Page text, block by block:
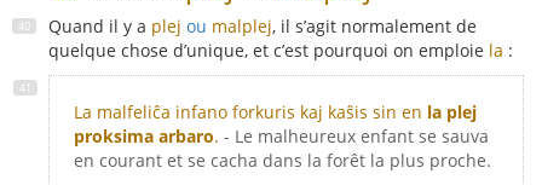
Quand il y a plej ou malplej, il s’agit normalement de
quelque chose d’unique, et c’est pourquoi on emploie la :
La malfeliĉa infano forkuris kaj kaŝis sin en la plej
proksima arbaro. - Le malheureux enfant se sauva
en courant et se cacha dans la forêt la plus proche.